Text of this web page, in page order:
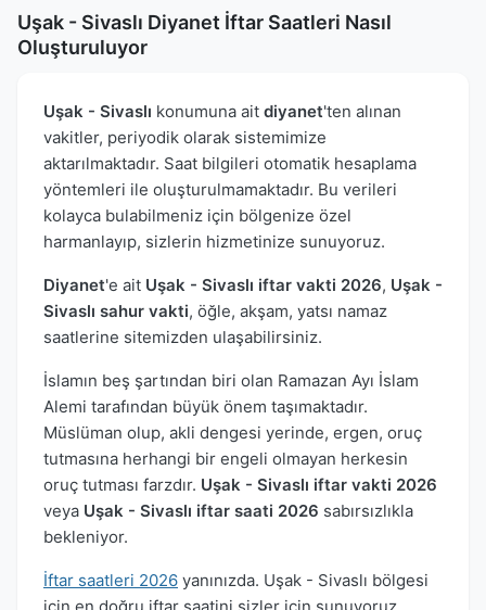
Uşak - Sivaslı Diyanet İftar Saatleri Nasıl
Oluşturuluyor
Uşak - Sivaslı konumuna ait diyanet'ten alınan
vakitler, periyodik olarak sistemimize
aktarılmaktadır. Saat bilgileri otomatik hesaplama
yöntemleri ile oluşturulmamaktadır. Bu verileri
kolayca bulabilmeniz için bölgenize özel
harmanlayıp, sizlerin hizmetinize sunuyoruz.
Diyanet'e ait Uşak - Sivaslı iftar vakti 2026, Uşak -
Sivaslı sahur vakti, öğle, akşam, yatsı namaz
saatlerine sitemizden ulaşabilirsiniz.
İslamın beş şartından biri olan Ramazan Ayı İslam
Alemi tarafından büyük önem taşımaktadır.
Müslüman olup, akli dengesi yerinde, ergen, oruç
tutmasına herhangi bir engeli olmayan herkesin
oruç tutması farzdır. Uşak - Sivaslı iftar vakti 2026
veya Uşak - Sivaslı iftar saati 2026 sabırsızlıkla
bekleniyor.
İftar saatleri 2026 yanınızda. Uşak - Sivaslı bölgesi
için en doğru iftar saatini sizler için sunuyoruz.